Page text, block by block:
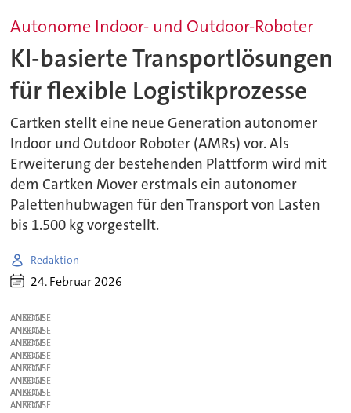
Autonome Indoor- und Outdoor-Roboter
KI-basierte Transportlösungen
für flexible Logistikprozesse
Cartken stellt eine neue Generation autonomer
Indoor und Outdoor Roboter (AMRs) vor. Als
Erweiterung der bestehenden Plattform wird mit
dem Cartken Mover erstmals ein autonomer
Palettenhubwagen für den Transport von Lasten
bis 1.500 kg vorgestellt.
Redaktion
24. Februar 2026
ANZEIGE
ANZEIGE
ANZEIGE
ANZEIGE
ANZEIGE
ANZEIGE
ANZEIGE
ANZEIGE